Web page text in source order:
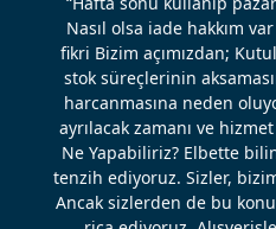
Nasıl olsa iade hakkım
fikri Bizim açımızdan;
stok süreçlerinin
harcanmasına neden
ayrılacak zamanı ve
Ne Yapabiliriz? Elbette
tenzih ediyoruz. Sizler,
Ancak sizlerden de bu